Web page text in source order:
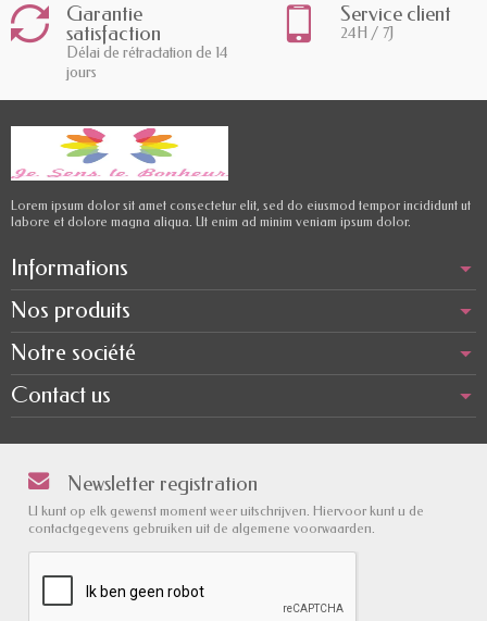
Garantie
satisfaction
Délai de rétractation de 14
jours
Service client
24H / 7J
Lorem ipsum dolor sit amet consectetur elit, sed do eiusmod tempor incididunt ut
labore et dolore magna aliqua. Ut enim ad minim veniam ipsum dolor.
Informations
Nos produits
Notre société
Contact us
Newsletter registration
U kunt op elk gewenst moment weer uitschrijven. Hiervoor kunt u de
contactgegevens gebruiken uit de algemene voorwaarden.